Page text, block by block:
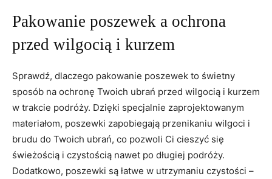
Pakowanie⁤ poszewek a ochrona
przed ⁢wilgocią i kurzem
Sprawdź, dlaczego pakowanie poszewek to‌ świetny‍
sposób na ochronę Twoich ubrań‌ przed wilgocią i kurzem
w trakcie podróży. Dzięki⁢ specjalnie zaprojektowanym
materiałom, poszewki zapobiegają przenikaniu wilgoci i
brudu do Twoich ubrań, co pozwoli Ci cieszyć się
świeżością i czystością nawet po długiej podróży.
Dodatkowo, poszewki są ​łatwe w utrzymaniu czystości –